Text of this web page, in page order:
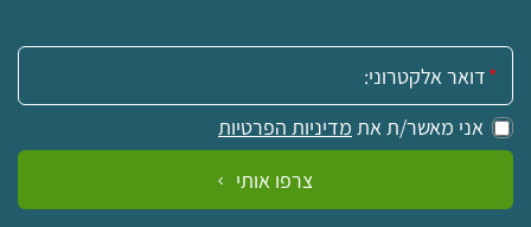
אימייל:
אני מאשר/ת את מדיניות הפרטיות
צרפו אותי